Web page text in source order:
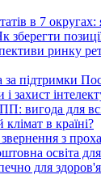
в 7 округах:
ринку
підтримки
захист
вигода для
в країні?
з
освіта для
для здоров'я